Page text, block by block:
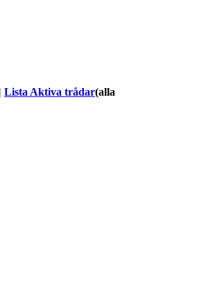
Lista Aktiva trådar(alla